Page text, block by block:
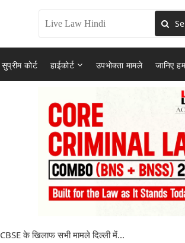
सुप्रीम कोर्ट हाईकोर्ट उपभोक्ता मामले जानिए
CBSE के खिलाफ सभी मामले दिल्ली में...